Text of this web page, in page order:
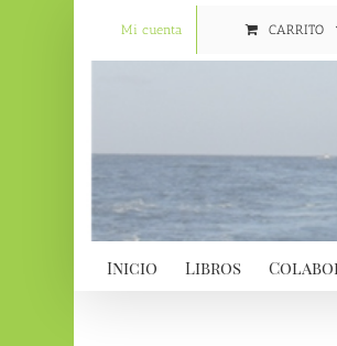
Mi cuenta CARRITO
Inicio Libros